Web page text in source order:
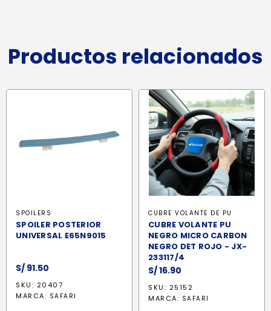
Productos relacionados
SPOILERS
SPOILER POSTERIOR
UNIVERSAL E65N9015
S/ 91.50
SKU: 20407
MARCA: SAFARI
CUBRE VOLANTE DE PU
CUBRE VOLANTE PU
NEGRO MICRO CARBON
NEGRO DET ROJO - JX-
233117/4
S/16.90
SKU: 25152
MARCA: SAFARI